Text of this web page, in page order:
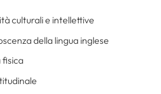
culturali e intellettive
della lingua inglese
fisica